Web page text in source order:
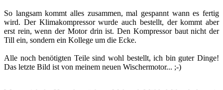
So lang­sam kommt alles zu­sam­men, mal ge­spannt wann es fer­tig
wird. Der Kli­ma­kom­pres­sor wurde auch be­stellt, der kommt aber
erst rein, wenn der Motor drin ist. Den Kom­pres­sor baut nicht der
Till ein, son­dern ein Kol­le­ge um die Ecke.
Alle noch be­nö­tig­ten Teile sind wohl be­stellt, ich bin guter Dinge!
Das letz­te Bild ist von mei­nem neuen Wi­scher­mo­tor... ;-)